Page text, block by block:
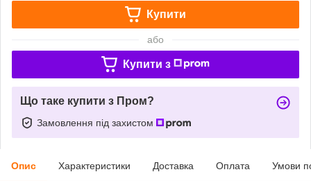
Купити
або
Купити з
Що таке купити з Пром?
Замовлення під захистом
Опис Характеристики Доставка Оплата Умови